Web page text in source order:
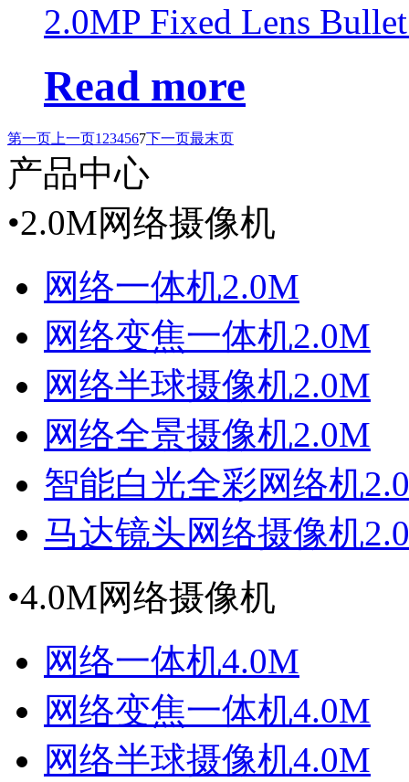
2.0MP Fixed Lens
Read more
第一页上一页1234567下一页最末页
产品中心
•2.0M网络摄像机
网络一体机2.0M
网络变焦一体机2.0M
网络半球摄像机2.0M
网络全景摄像机2.0M
智能白光全彩网络机
马达镜头网络摄像机
•4.0M网络摄像机
网络一体机4.0M
网络变焦一体机4.0M
网络半球摄像机4.0M